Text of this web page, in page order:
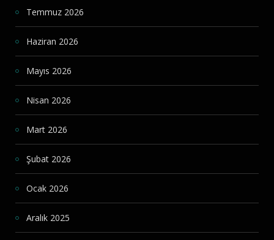
Temmuz 2026
Haziran 2026
Mayıs 2026
Nisan 2026
Mart 2026
Şubat 2026
Ocak 2026
Aralık 2025